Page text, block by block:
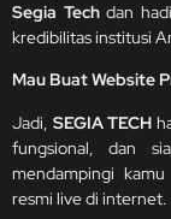
Segia Techdan
kredibilitas institusi
Mau Buat Website
Jadi, SEGIA TECH
fungsional, dan
mendampingi
resmi live di internet.